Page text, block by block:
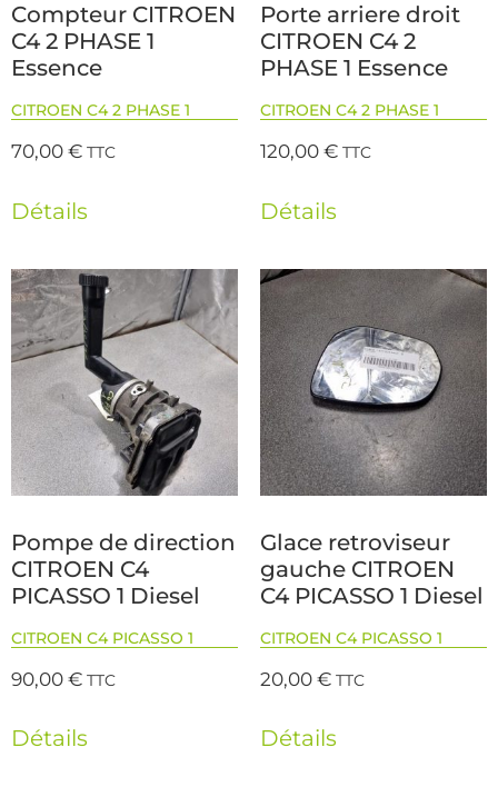
Compteur CITROEN
C4 2 PHASE 1
Essence
CITROEN C4 2 PHASE 1
70,00€ TTC
Détails
Porte arriere droit
CITROEN C4 2
PHASE 1 Essence
CITROEN C4 2 PHASE 1
120,00€ TTC
Détails
Pompe de direction
CITROEN C4
PICASSO 1 Diesel
CITROEN C4 PICASSO 1
90,00€ TTC
Détails
Glace retroviseur
gauche CITROEN
C4 PICASSO 1 Diesel
CITROEN C4 PICASSO 1
20,00€ TTC
Détails